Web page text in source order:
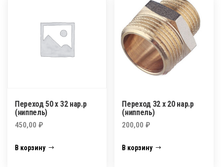
Переход 50 х 32 нар.р
(ниппель)
450,00 ₽
В корзину
Переход 32 х 20 нар.р
(ниппель)
200,00₽
В корзину